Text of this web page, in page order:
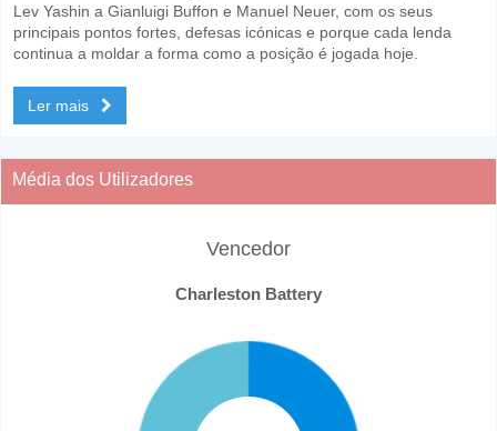
Lev Yashin a Gianluigi Buffon e Manuel Neuer, com os seus
principais pontos fortes, defesas icónicas e porque cada lenda
continua a moldar a forma como a posição é jogada hoje.
Ler mais
Média dos Utilizadores
Vencedor
Charleston Battery